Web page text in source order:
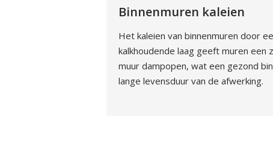
Binnenmuren kaleien
Het kaleien van binnenmuren door
kalkhoudende laag geeft muren een
muur dampopen, wat een gezond
lange levensduur van de afwerking.